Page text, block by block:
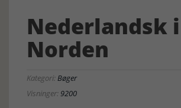
Nederlandsk i
Norden
Kategori:Bøger
Visninger:9200